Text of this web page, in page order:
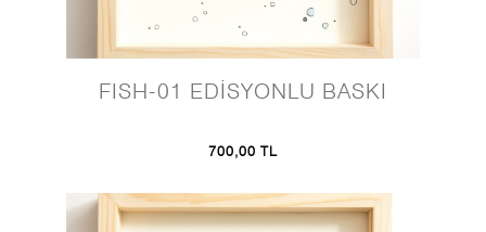
FISH-01 EDİSYONLU BASKI
700,00 TL